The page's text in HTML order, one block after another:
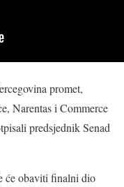
promet,
Narentas i Commerce
predsjednik Senad
će obaviti finalni dio